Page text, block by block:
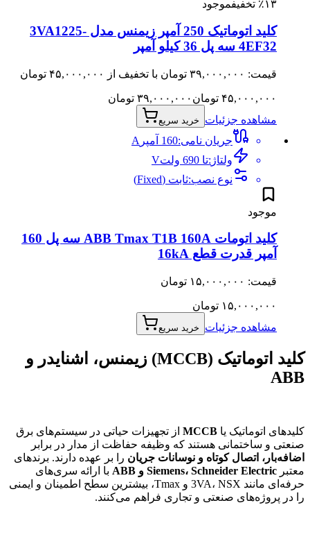
٪۱۳ تخفیفموجود
کلید اتوماتیک 250 آمپر زیمنس مدل 3VA1225-
4EF32 سه پل 36 کیلو آمپر
قیمت: ۳۹,۰۰۰,۰۰۰ تومان با تخفیف از ۴۵,۰۰۰,۰۰۰ تومان
۴۵,۰۰۰,۰۰۰ تومان ۳۹,۰۰۰,۰۰۰ تومان
مشاهده جزئیات
خرید سریع
جریان نامی:160 آمپر
A
ولتاژ :تا 690 ولت
V
نوع نصب:ثابت (Fixed)
موجود
کلید اتومات ABB Tmax T1B 160A سه پل 160
آمپر قدرت قطع 16kA
قیمت: ۱۵,۰۰۰,۰۰۰ تومان
۱۵,۰۰۰,۰۰۰ تومان
مشاهده جزئیات
خرید سریع
کلید اتوماتیک (MCCB) زیمنس، اشنایدر و
ABB
کلیدهای اتوماتیک یا MCCB از تجهیزات حیاتی در سیستم‌های برق
صنعتی و ساختمانی هستند که وظیفه حفاظت از مدار در برابر
اضافه‌بار، اتصال کوتاه و نوسانات جریان را بر عهده دارند. برندهای
معتبر Siemens، Schneider Electric و ABB
با ارائه سری‌های
حرفه‌ای مانند 3VA، NSX و Tmax، بیشترین سطح اطمینان و ایمنی
را در پروژه‌های صنعتی و تجاری فراهم می‌کنند.